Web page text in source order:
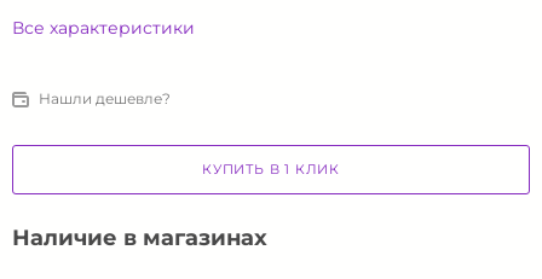
Все характеристики
Нашли дешевле?
КУПИТЬ В 1 КЛИК
Наличие в магазинах